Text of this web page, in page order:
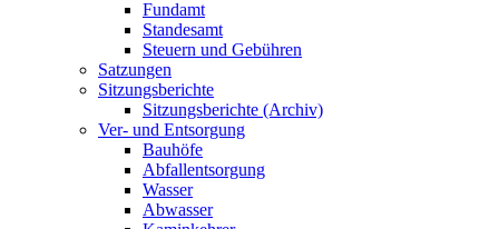
Fundamt
Standesamt
Steuern und Gebühren
Satzungen
Sitzungsberichte
Sitzungsberichte (Archiv)
Ver- und Entsorgung
Bauhöfe
Abfallentsorgung
Wasser
Abwasser